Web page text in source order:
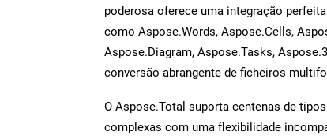
poderosa oferece uma integração
como Aspose.Words, Aspose.Cells,
Aspose.Diagram, Aspose.Tasks,
conversão abrangente de ficheiros
O Aspose.Total suporta centenas de
complexas com uma flexibilidade